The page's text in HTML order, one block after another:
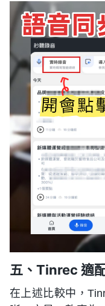
五、Tinrec 適
在上述比較中，